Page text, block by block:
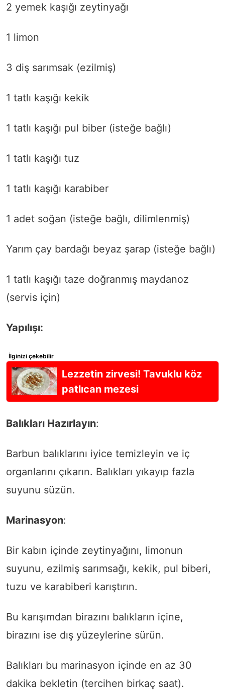
2 yemek kaşığı zeytinyağı
1 limon
3 diş sarımsak (ezilmiş)
1 tatlı kaşığı kekik
1 tatlı kaşığı pul biber (isteğe bağlı)
1 tatlı kaşığı tuz
1 tatlı kaşığı karabiber
1 adet soğan (isteğe bağlı, dilimlenmiş)
Yarım çay bardağı beyaz şarap (isteğe bağlı)
1 tatlı kaşığı taze doğranmış maydanoz
(servis için)
Yapılışı:
İlginizi çekebilir
Lezzetin zirvesi! Tavuklu köz
patlıcan mezesi
Balıkları Hazırlayın:
Barbun balıklarını iyice temizleyin ve iç
organlarını çıkarın. Balıkları yıkayıp fazla
suyunu süzün.
Marinasyon:
Bir kabın içinde zeytinyağını, limonun
suyunu, ezilmiş sarımsağı, kekik, pul biberi,
tuzu ve karabiberi karıştırın.
Bu karışımdan birazını balıkların içine,
birazını ise dış yüzeylerine sürün.
Balıkları bu marinasyon içinde en az 30
dakika bekletin (tercihen birkaç saat).